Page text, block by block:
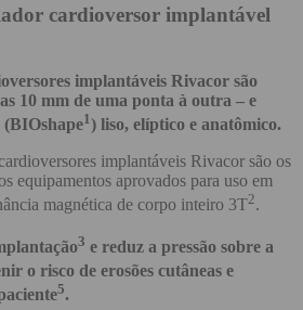
cardioversor implantável
implantáveis Rivacor são
10 mm de uma ponta à outra – e
1) liso, elíptico e anatômico.
implantáveis Rivacor são os
equipamentos aprovados para uso em
magnética de corpo inteiro 3T2.
3 e reduz a pressão sobre a
o risco de erosões cutâneas e
5.